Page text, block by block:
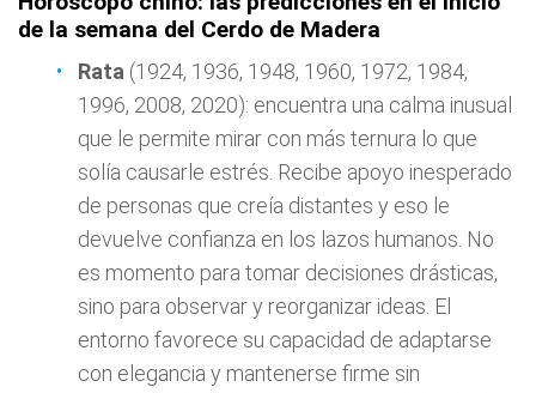
de la semana del Cerdo de Madera
Rata (1924, 1936, 1948, 1960, 1972, 1984,
1996, 2008, 2020): encuentra una calma inusual
que le permite mirar con más ternura lo que
solía causarle estrés. Recibe apoyo inesperado
de personas que creía distantes y eso le
devuelve confianza en los lazos humanos. No
es momento para tomar decisiones drásticas,
sino para observar y reorganizar ideas. El
entorno favorece su capacidad de adaptarse
con elegancia y mantenerse firme sin